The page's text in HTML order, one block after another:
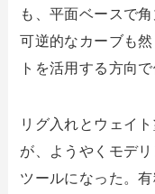
も、平面ベースで
可逆的なカーブも
トを活用する方向
リグ入れとウェイ
が、ようやくモデ
ツールになった。